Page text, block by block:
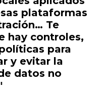
plataformas
Te
hay controles,
para
y evitar la
datos no